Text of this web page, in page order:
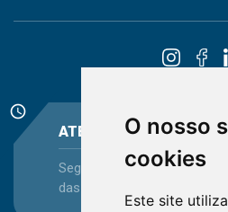
O nosso
cookies
Este site
schedule
ATENDIMENTO
Segunda-feira a Sexta-feira
das 13:30 às 16:45